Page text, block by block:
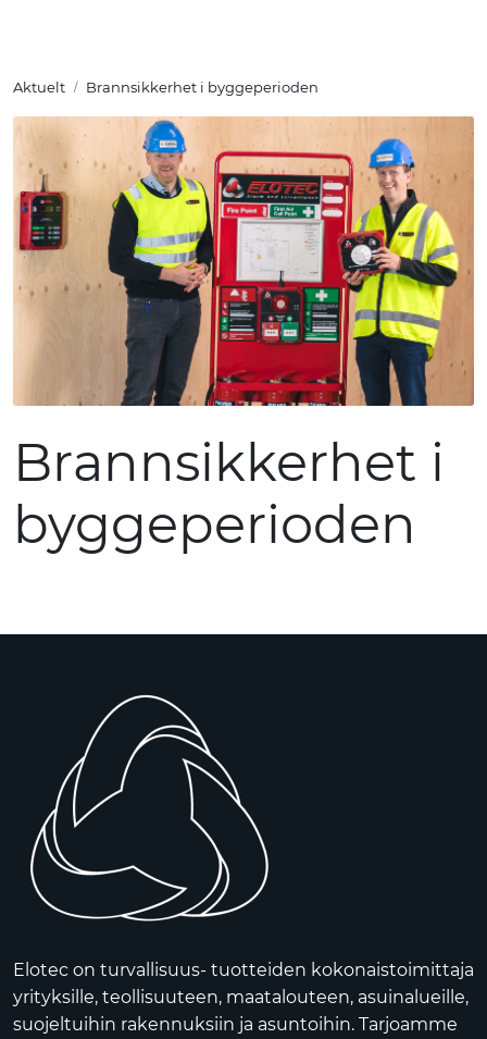
Aktuelt Brannsikkerhet i byggeperioden
Brannsikkerhet i
byggeperioden
Elotec on turvallisuus- tuotteiden kokonaistoimittaja
yrityksille, teollisuuteen, maatalouteen, asuinalueille,
suojeltuihin rakennuksiin ja asuntoihin. Tarjoamme
Tuotteet
Ratkaisut
Referenssit
YHTEYSTIEDOT
Verkkokauppa